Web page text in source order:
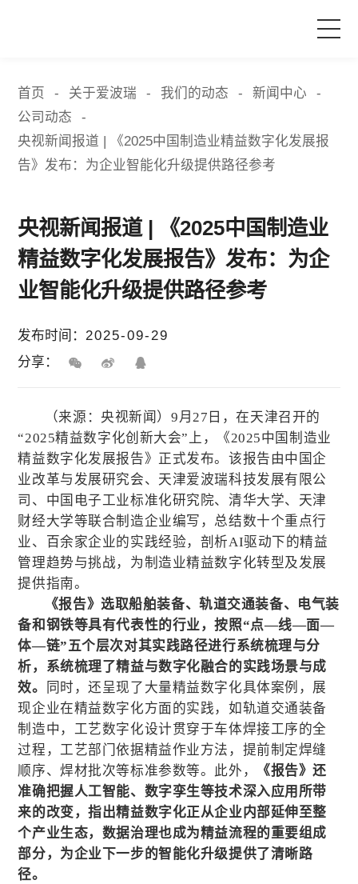
案例中心
关于爱波瑞
首页 - 关于爱波瑞 - 我们的动态 - 新闻中心
-
公司动态
-
央视新闻报道 | 《2025中国制造业精益数字化发展报
告》发布：为企业智能化升级提供路径参考
央视新闻报道 | 《2025中国制造业
精益数字化发展报告》发布：为企
业智能化升级提供路径参考
发布时间：2025-09-29
分享：
（来源：央视新闻）9月27日，在天津召开的
“2025精益数字化创新大会”上，《2025中国制造业
精益数字化发展报告》正式发布。该报告由中国企
业改革与发展研究会、天津爱波瑞科技发展有限公
司、中国电子工业标准化研究院、清华大学、天津
财经大学等联合制造企业编写，总结数十个重点行
业、百余家企业的实践经验，剖析AI驱动下的精益
管理趋势与挑战，为制造业精益数字化转型及发展
提供指南。
《报告》选取船舶装备、轨道交通装备、电气装
备和钢铁等具有代表性的行业，按照“点—线—面—
体—链”五个层次对其实践路径进行系统梳理与分
析，系统梳理了精益与数字化融合的实践场景与成
效。
同时，还呈现了大量精益数字化具体案例，展
现企业在精益数字化方面的实践，如轨道交通装备
制造中，工艺数字化设计贯穿于车体焊接工序的全
过程，工艺部门依据精益作业方法，提前制定焊缝
顺序、焊材批次等标准参数等。此外，
《报告》还
准确把握人工智能、数字孪生等技术深入应用所带
来的改变，指出精益数字化正从企业内部延伸至整
个产业生态，数据治理也成为精益流程的重要组成
部分，为企业下一步的智能化升级提供了清晰路
径。